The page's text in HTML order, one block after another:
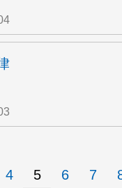
4 5 6 7